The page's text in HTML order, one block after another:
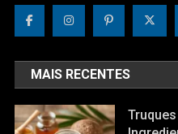
MAIS RECENTES